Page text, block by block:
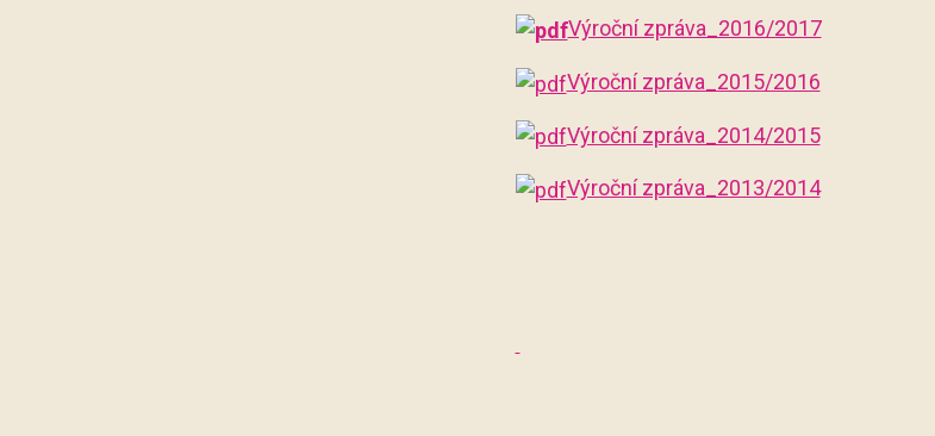
Výroční zpráva_2016/2017
Výroční zpráva_2015/2016
Výroční zpráva_2014/2015
Výroční zpráva_2013/2014